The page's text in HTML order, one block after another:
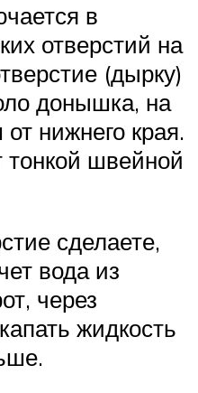
в
отверстий на
(дырку)
донышка, на
нижнего края.
швейной
сделаете,
вода из
через
жидкость